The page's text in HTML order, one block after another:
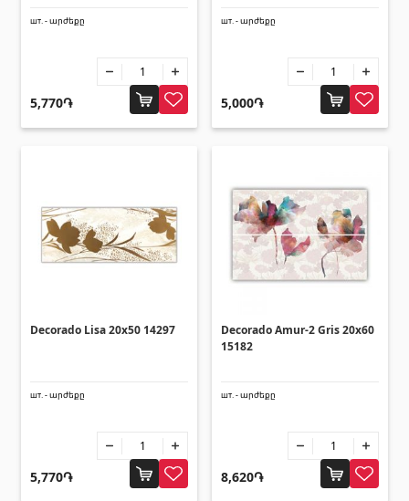
шт. - արժեքը
5,770֏
шт. - արժեքը
5,000֏
Decorado Lisa 20x50 14297
шт. - արժեքը
5,770֏
Decorado Amur-2 Gris 20x60
15182
шт. - արժեքը
8,620֏